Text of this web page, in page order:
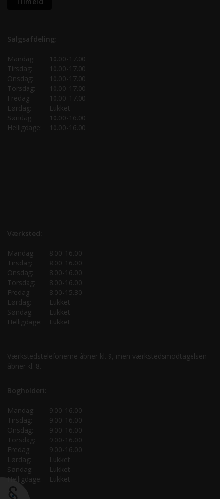
Salgsafdeling:
Mandag:
10.00-17.00
Tirsdag:
10.00-17.00
Onsdag:
10.00-17.00
Torsdag:
10.00-17.00
Fredag:
10.00-17.00
Lørdag:
Lukket
Søndag:
10.00-16.00
Helligdage:
10.00-16.00
Værksted:
Mandag:
8.00-16.00
Tirsdag:
8.00-16.00
Onsdag:
8.00-16.00
Torsdag:
8.00-16.00
Fredag:
8.00-15.30
Lørdag:
Lukket
Søndag:
Lukket
Helligdage:
Lukket
Værkstedstelefonerne åbner kl. 9, men værkstedsmodtagelsen
åbner kl. 8.
Bogholderi:
Mandag:
9.00-16.00
Tirsdag:
9.00-16.00
Onsdag:
9.00-16.00
Torsdag:
9.00-16.00
Fredag:
9.00-16.00
Lørdag:
Lukket
Søndag:
Lukket
Helligdage:
Lukket